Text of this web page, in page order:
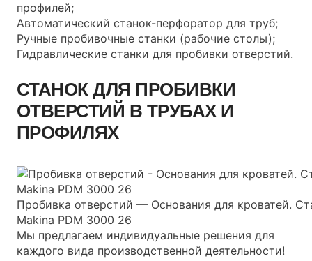
профилей;
Автоматический станок-перфоратор для труб;
Ручные пробивочные станки (рабочие столы);
Гидравлические станки для пробивки отверстий.
СТАНОК ДЛЯ ПРОБИВКИ
ОТВЕРСТИЙ В ТРУБАХ И
ПРОФИЛЯХ
Пробивка отверстий — Основания для кроватей.
Makina PDM 3000 26
Мы предлагаем индивидуальные решения для
каждого вида производственной деятельности!